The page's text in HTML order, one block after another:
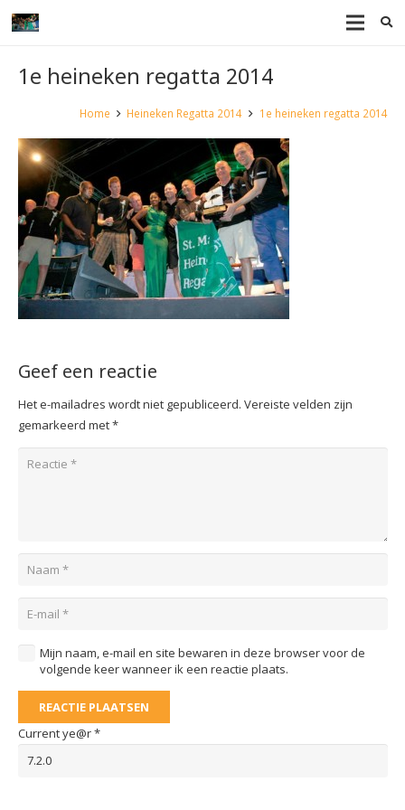
1e heineken regatta 2014
Home Heineken Regatta 2014 1e heineken regatta 2014
Geef een reactie
Het e-mailadres wordt niet gepubliceerd. Vereiste velden zijn
gemarkeerd met*
Mijn naam, e-mail en site bewaren in deze browser voor de
volgende keer wanneer ik een reactie plaats.
REACTIE PLAATSEN
Current ye@r*